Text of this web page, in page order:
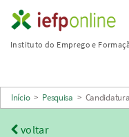
Saltar
para
principal
Instituto do Emprego e
Início > Pesquisa >
voltar